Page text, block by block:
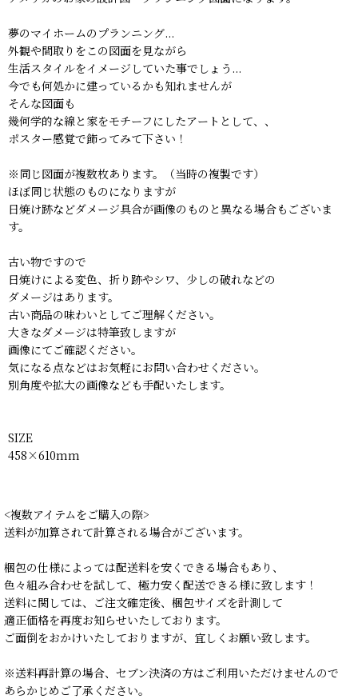
夢のマイホームのプランニング...
外観や間取りをこの図面を見ながら
生活スタイルをイメージしていた事でしょう...
今でも何処かに建っているかも知れませんが
そんな図面も
幾何学的な線と家をモチーフにしたアートとして、、
ポスター感覚で飾ってみて下さい！
※同じ図面が複数枚あります。（当時の複製です）
ほぼ同じ状態のものになりますが
日焼け跡などダメージ具合が画像のものと異なる場合もございま
す。
古い物ですので
日焼けによる変色、折り跡やシワ、少しの破れなどの
ダメージはあります。
古い商品の味わいとしてご理解ください。
大きなダメージは特筆致しますが
画像にてご確認ください。
気になる点などはお気軽にお問い合わせください。
別角度や拡大の画像なども手配いたします。
SIZE
458×610mm
<複数アイテムをご購入の際>
送料が加算されて計算される場合がございます。
梱包の仕様によっては配送料を安くできる場合もあり、
色々組み合わせを試して、極力安く配送できる様に致します！
送料に関しては、ご注文確定後、梱包サイズを計測して
適正価格を再度お知らせいたしております。
ご面倒をおかけいたしておりますが、宜しくお願い致します。
※送料再計算の場合、セブン決済の方はご利用いただけませんので
あらかじめご了承ください。